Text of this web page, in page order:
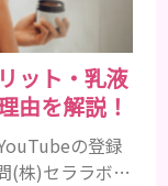
ット・乳液
由を解説！
の登録
(株)セララボ代